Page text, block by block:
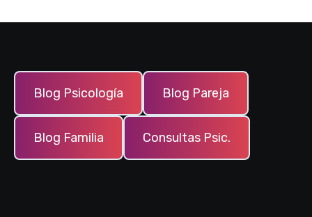
Blog Psicología Blog Pareja
Blog Familia Consultas Psic.